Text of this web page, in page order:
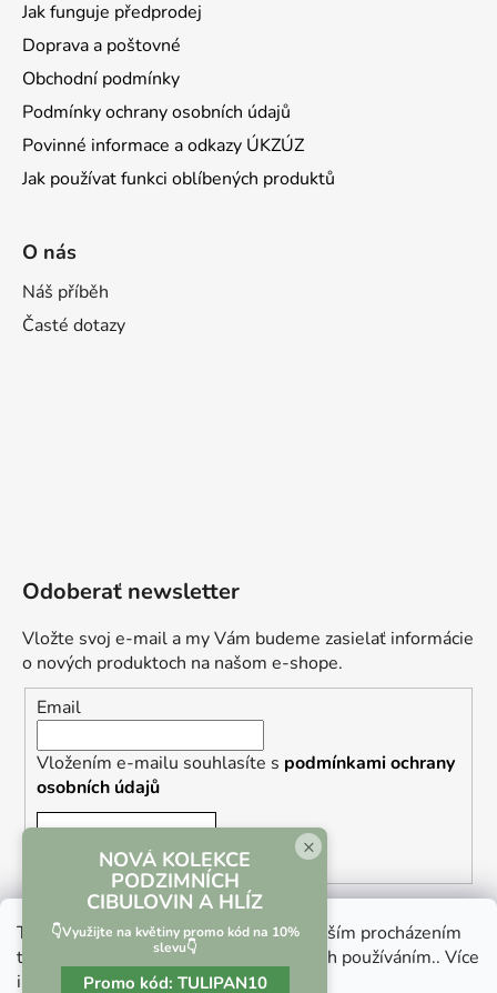
Tento web používá soubory cookie. Dalším procházením
tohoto webu vyjadřujete souhlas s jejich používáním.. Více
informacízde.
Jak funguje předprodej
Doprava a poštovné
Obchodní podmínky
Podmínky ochrany osobních údajů
Povinné informace a odkazy ÚKZÚZ
Jak používat funkci oblíbených produktů
O nás
Náš příběh
Časté dotazy
Odoberať newsletter
Vložte svoj e-mail a my Vám budeme zasielať informácie
o nových produktoch na našom e-shope.
Email
Vložením e-mailu souhlasíte s podmínkami ochrany
osobních údajů
×
NOVÁ KOLEKCE
PODZIMNÍCH
CIBULOVIN A HLÍZ
👇Využijte na květiny promo kód na 10%
slevu👇
Promo kód: TULIPAN10